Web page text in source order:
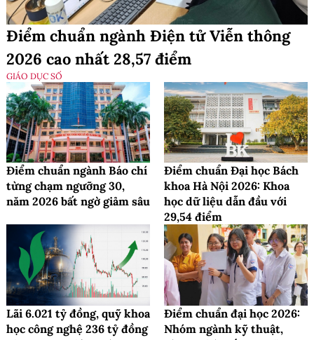
Điểm chuẩn ngành Điện tử Viễn thông
2026 cao nhất 28,57 điểm
GIÁO DỤC SỐ
Điểm chuẩn ngành Báo chí
từng chạm ngưỡng 30,
năm 2026 bất ngờ giảm sâu
Điểm chuẩn Đại học Bách
khoa Hà Nội 2026: Khoa
học dữ liệu dẫn đầu với
29,54 điểm
Lãi 6.021 tỷ đồng, quỹ khoa
học công nghệ 236 tỷ đồng
Điểm chuẩn đại học 2026:
Nhóm ngành kỹ thuật,